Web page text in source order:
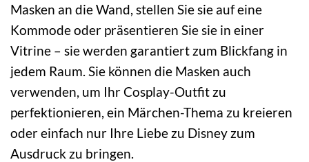
Masken an die Wand, stellen Sie sie auf eine
Kommode oder präsentieren Sie sie in einer
Vitrine – sie werden garantiert zum Blickfang in
jedem Raum. Sie können die Masken auch
verwenden, um Ihr Cosplay-Outfit zu
perfektionieren, ein Märchen-Thema zu kreieren
oder einfach nur Ihre Liebe zu Disney zum
Ausdruck zu bringen.